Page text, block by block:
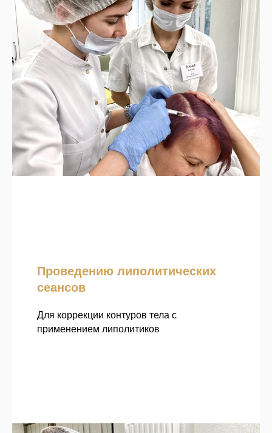
Проведению липолитических
сеансов
Для коррекции контуров тела с
применением липолитиков